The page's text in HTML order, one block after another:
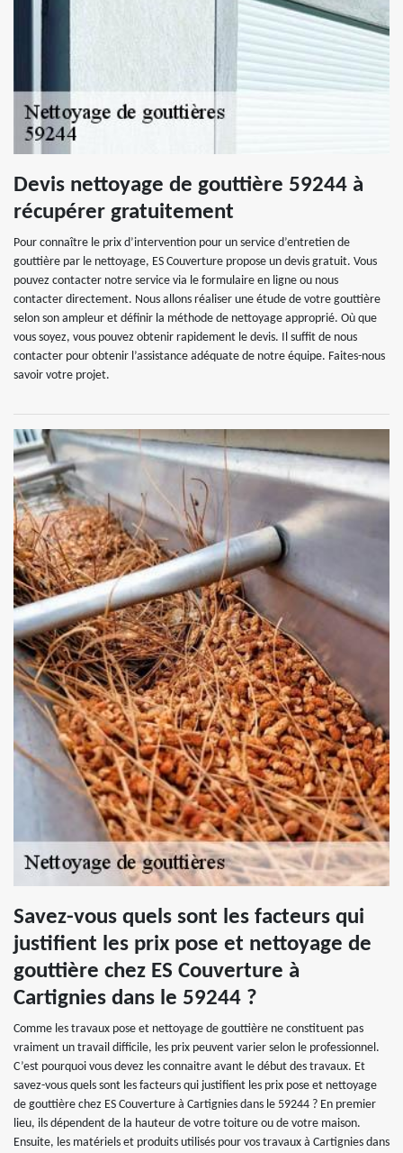
Devis nettoyage de gouttière 59244 à
récupérer gratuitement
Pour connaître le prix d’intervention pour un service d’entretien de
gouttière par le nettoyage, ES Couverture propose un devis gratuit. Vous
pouvez contacter notre service via le formulaire en ligne ou nous
contacter directement. Nous allons réaliser une étude de votre gouttière
selon son ampleur et définir la méthode de nettoyage approprié. Où que
vous soyez, vous pouvez obtenir rapidement le devis. Il suffit de nous
contacter pour obtenir l’assistance adéquate de notre équipe. Faites-nous
savoir votre projet.
Savez-vous quels sont les facteurs qui
justifient les prix pose et nettoyage de
gouttière chez ES Couverture à
Cartignies dans le 59244 ?
Comme les travaux pose et nettoyage de gouttière ne constituent pas
vraiment un travail difficile, les prix peuvent varier selon le professionnel.
C’est pourquoi vous devez les connaitre avant le début des travaux. Et
savez-vous quels sont les facteurs qui justifient les prix pose et nettoyage
de gouttière chez ES Couverture à Cartignies dans le 59244 ? En premier
lieu, ils dépendent de la hauteur de votre toiture ou de votre maison.
Ensuite, les matériels et produits utilisés pour vos travaux à Cartignies dans